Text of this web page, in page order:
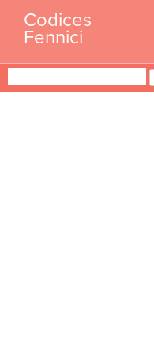
content
Codices
Fennici